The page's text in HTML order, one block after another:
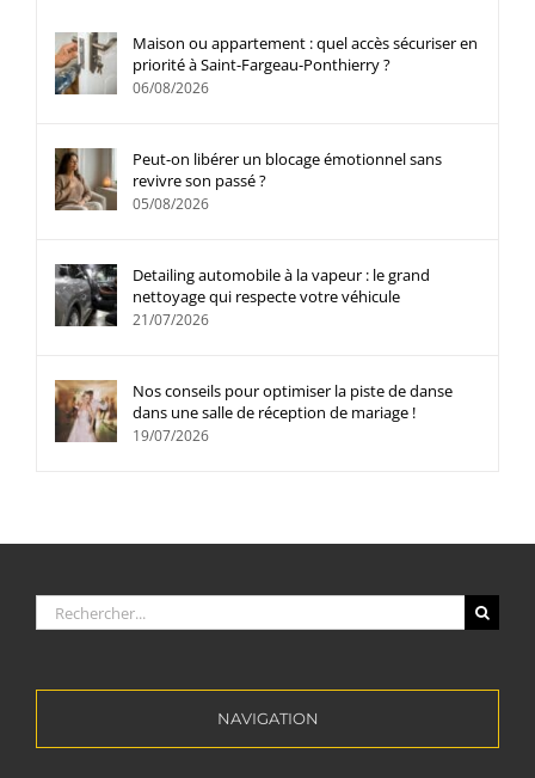
Maison ou appartement : quel accès sécuriser en
priorité à Saint-Fargeau-Ponthierry ?
06/08/2026
Peut-on libérer un blocage émotionnel sans
revivre son passé ?
05/08/2026
Detailing automobile à la vapeur : le grand
nettoyage qui respecte votre véhicule
21/07/2026
Nos conseils pour optimiser la piste de danse
dans une salle de réception de mariage !
19/07/2026
Rechercher:
NAVIGATION